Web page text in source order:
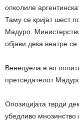
опколиле
Таму се кријат шест
Мадуро.
објави дека внатре се
Венецуела е во
претседателот
Опозицијата тврди
убедливо мнозинство